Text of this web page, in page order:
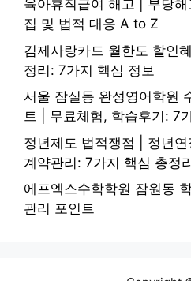
육아휴직급여 해고 | 부당
집 및 법적 대응 A to Z
김제사랑카드 월한도 할인
정리: 7가지 핵심 정보
서울 잠실동 완성영어학원
트 | 무료체험, 학습후기: 7
정년제도 법적쟁점 | 정년
계약관리: 7가지 핵심 총정
에프엑스수학학원 잠원동
관리 포인트